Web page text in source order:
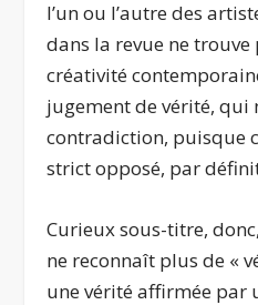
l’un ou l’autre des
dans la revue ne trouve
créativité
jugement de vérité, qui
contradiction, puisque
strict opposé, par
Curieux sous-titre,
ne reconnaît plus de «
une vérité affirmée par